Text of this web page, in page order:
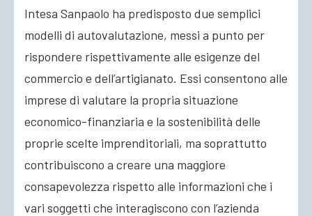
Intesa Sanpaolo ha predisposto due semplici
modelli di autovalutazione, messi a punto per
rispondere rispettivamente alle esigenze del
commercio e dell’artigianato. Essi consentono alle
imprese di valutare la propria situazione
economico-finanziaria e la sostenibilità delle
proprie scelte imprenditoriali, ma soprattutto
contribuiscono a creare una maggiore
consapevolezza rispetto alle informazioni che i
vari soggetti che interagiscono con l’azienda